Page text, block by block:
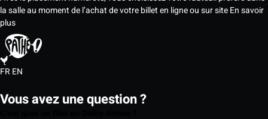
la salle au moment de l’achat de votre billet en ligne ou sur siteEn savoir
plus
FREN
Vous avez une question ?